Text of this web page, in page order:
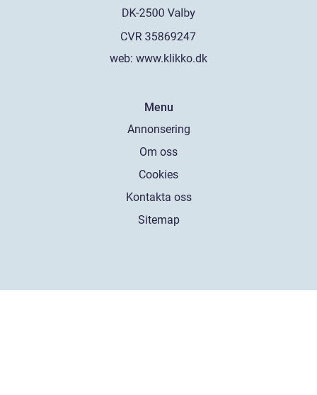
web: www.klikko.dk
Menu
Annonsering
Om oss
Cookies
Kontakta oss
Sitemap